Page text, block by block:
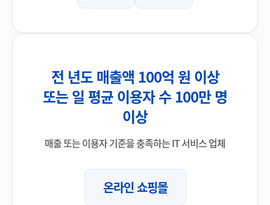
전 년도 매출액 100억 원 이상
또는 일 평균 이용자 수 100만 명
이상
매출 또는 이용자 기준을 충족하는 IT 서비스 업체
온라인 쇼핑몰